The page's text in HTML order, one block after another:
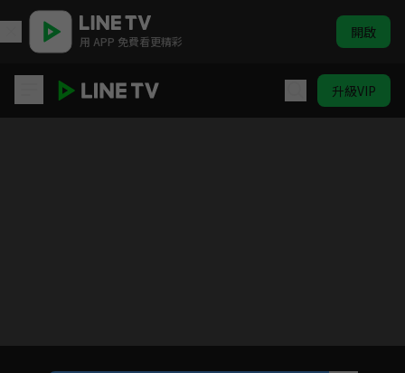
用 APP 免費看更精彩 開啟
升級VIP